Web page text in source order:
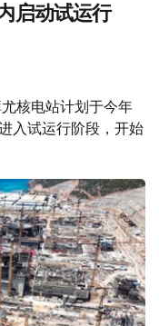
启动试运行
核电站计划于今年
入试运行阶段，开始